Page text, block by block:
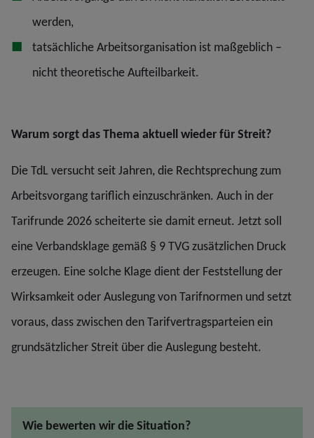
werden,
tatsächliche Arbeitsorganisation ist maßgeblich –
nicht theoretische Aufteilbarkeit.
Warum sorgt das Thema aktuell wieder für Streit?
Die TdL versucht seit Jahren, die Rechtsprechung zum
Arbeitsvorgang tariflich einzuschränken. Auch in der
Tarifrunde 2026 scheiterte sie damit erneut. Jetzt soll
eine Verbandsklage gemäß § 9 TVG zusätzlichen Druck
erzeugen. Eine solche Klage dient der Feststellung der
Wirksamkeit oder Auslegung von Tarifnormen und setzt
voraus, dass zwischen den Tarifvertragsparteien ein
grundsätzlicher Streit über die Auslegung besteht.
Wie bewerten wir die Situation?